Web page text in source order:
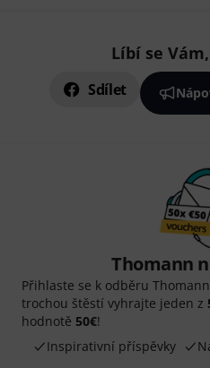
Líbí se
Sdílet
Thomann
Přihlaste se k odběru
trochou štěstí vyhrajte jeden z
hodnotě 50€!
Inspirativní příspěvky